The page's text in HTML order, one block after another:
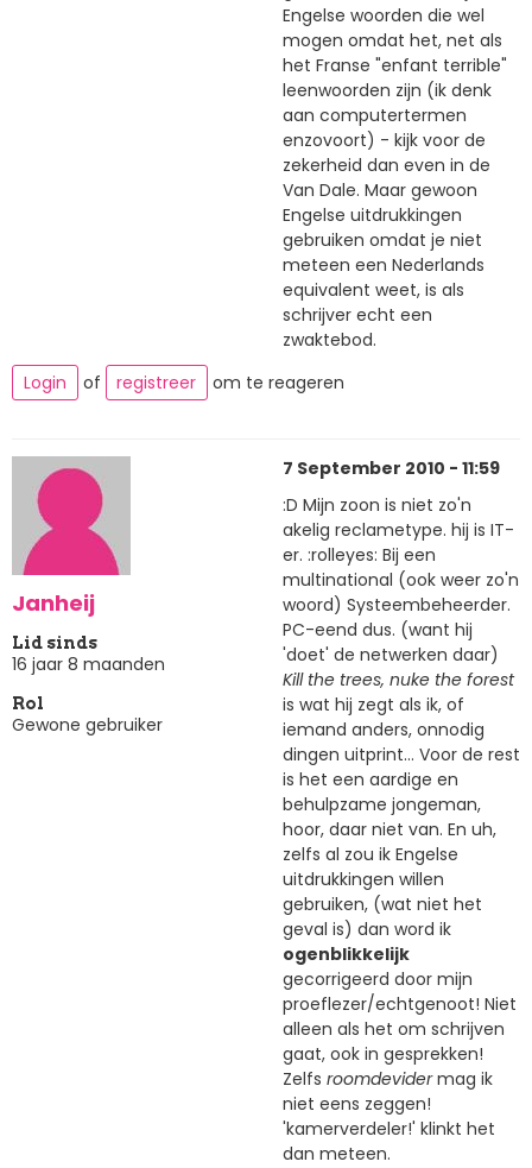
Engelse woorden die wel
mogen omdat het, net als
het Franse "enfant terrible"
leenwoorden zijn (ik denk
aan computertermen
enzovoort) - kijk voor de
zekerheid dan even in de
Van Dale. Maar gewoon
Engelse uitdrukkingen
gebruiken omdat je niet
meteen een Nederlands
equivalent weet, is als
schrijver echt een
zwaktebod.
Login
of registreer om te reageren
Janheij
Lid sinds
16 jaar 8 maanden
Rol
Gewone gebruiker
7 September 2010 - 11:59
:D Mijn zoon is niet zo'n
akelig reclametype. hij is IT-
er. :rolleyes: Bij een
multinational (ook weer zo'n
woord) Systeembeheerder.
PC-eend dus. (want hij
'doet' de netwerken daar)
Kill the trees, nuke the forest
is wat hij zegt als ik, of
iemand anders, onnodig
dingen uitprint... Voor de rest
is het een aardige en
behulpzame jongeman,
hoor, daar niet van. En uh,
zelfs al zou ik Engelse
uitdrukkingen willen
gebruiken, (wat niet het
geval is) dan word ik
ogenblikkelijk
gecorrigeerd door mijn
proeflezer/echtgenoot! Niet
alleen als het om schrijven
gaat, ook in gesprekken!
Zelfs roomdevidermag ik
niet eens zeggen!
'kamerverdeler!' klinkt het
dan meteen.